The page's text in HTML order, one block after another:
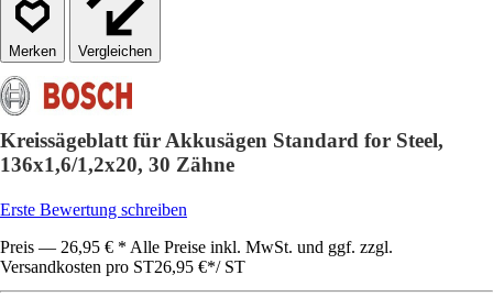
Vergleichen
Kreissägeblatt für Akkusägen Standard for Steel,
136x1,6/1,2x20, 30 Zähne
Erste Bewertung schreiben
Preis — 26,95 € * Alle Preise inkl. MwSt. und ggf. zzgl.
Versandkosten pro ST26,95 €*/ ST